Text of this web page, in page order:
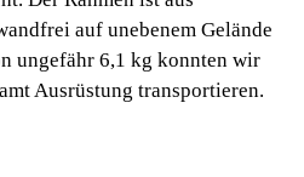
auf unebenem Gelände
ungefähr 6,1 kg konnten wir
Ausrüstung transportieren.